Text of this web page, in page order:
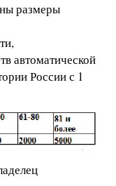
размеры
автоматической
России с 1